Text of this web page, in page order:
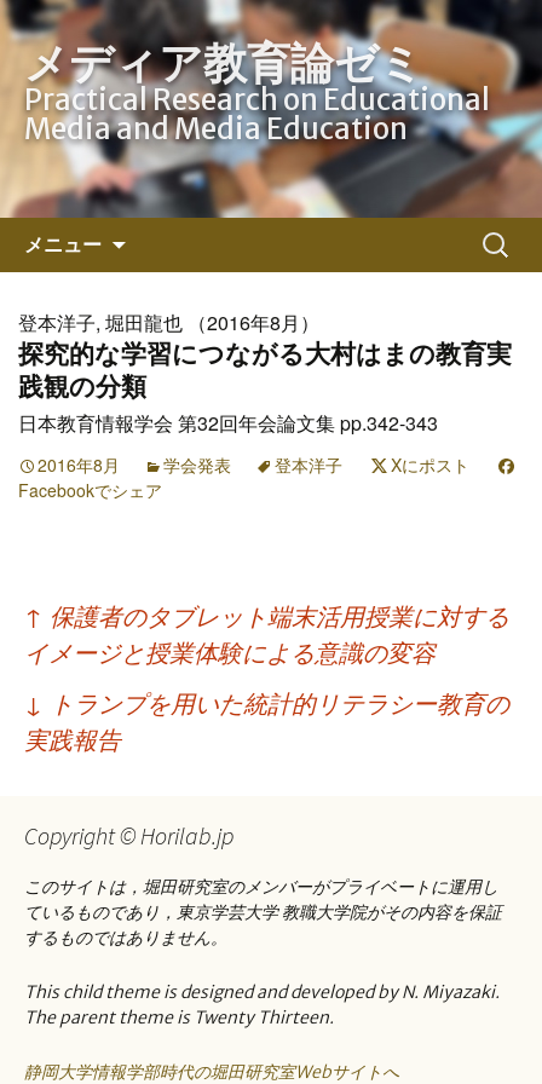
メディア教育論ゼミ
Practical Research on Educational
Media and Media Education
メニュー
ン
ツ
へ
ス
キ
プ
検
索:
登本洋子, 堀田龍也 （2016年8月）
探究的な学習につながる大村はまの教育実
践観の分類
日本教育情報学会 第32回年会論文集 pp.342-343
2016年8月 学会発表 登本洋子
Xにポスト
Facebookでシェア
投
稿
ナ
ビ
ー
ョ
ン
↑ 保護者のタブレット端末活用授業に対する
イメージと授業体験による意識の変容
↓ トランプを用いた統計的リテラシー教育の
実践報告
Copyright © Horilab.jp
このサイトは，堀田研究室のメンバーがプライベートに運用し
ているものであり，東京学芸大学 教職大学院がその内容を保証
するものではありません。
This child theme is designed and developed by N. Miyazaki.
The parent theme is Twenty Thirteen.
静岡大学情報学部時代の堀田研究室Webサイトへ